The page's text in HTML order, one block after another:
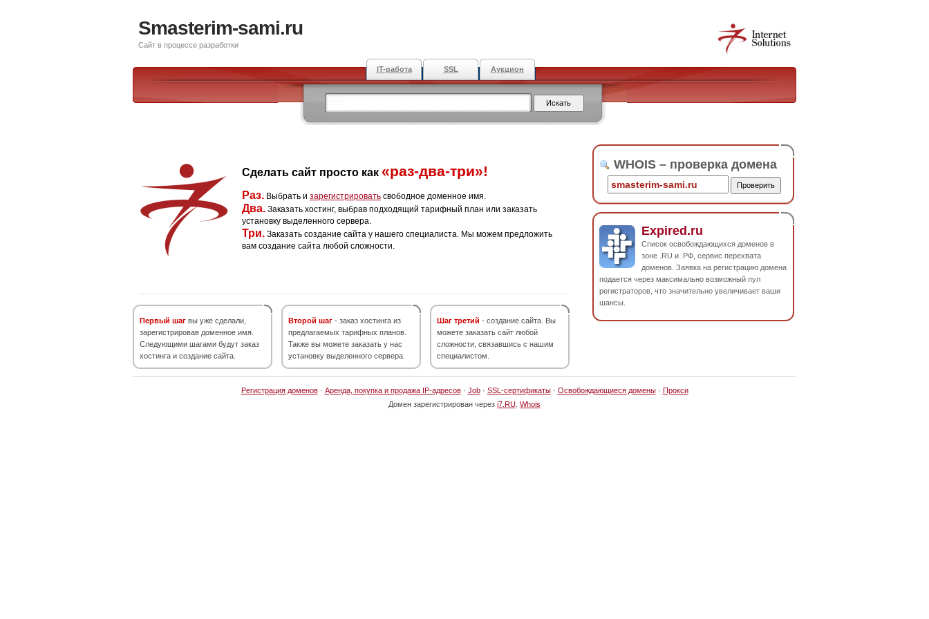
Smasterim-sami.ru
Сайт в процессе разработки
IT-работа SSL Аукцион
Сделать сайт просто как «раз-два-три»!
Раз. Выбрать и зарегистрировать свободное доменное имя.
Два. Заказать хостинг, выбрав подходящий тарифный план или заказать
установку выделенного сервера.
Три. Заказать создание сайта у нашего специалиста. Мы можем предложить
вам создание сайта любой сложности.
Первый шаг вы уже сделали,
зарегистрировав доменное имя.
Следующими шагами будут заказ
хостинга и создание сайта.
Второй шаг - заказ хостинга из
предлагаемых тарифных планов.
Также вы можете заказать у нас
установку выделенного сервера.
Шаг третий - создание сайта. Вы
можете заказать сайт любой
сложности, связавшись с нашим
специалистом.
WHOIS – проверка домена
Expired.ru
Список освобождающихся доменов в
зоне .RU и .РФ, сервис перехвата
доменов. Заявка на регистрацию домена
подается через максимально возможный пул
регистраторов, что значительно увеличивает ваши
шансы.
Регистрация доменов· Аренда, покупка и продажа IP-адресов· Job· SSL-сертификаты· Освобождающиеся домены· Прокси
Домен зарегистрирован через i7.RU Whois